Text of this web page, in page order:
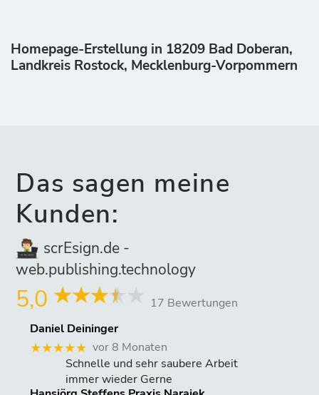
Homepage-Erstellung in 18209 Bad Doberan,
Landkreis Rostock, Mecklenburg-Vorpommern
Das sagen meine
Kunden:
scrEsign.de -
web.publishing.technology
5,0
17 Bewertungen
Daniel Deininger
★★★★★ vor 8 Monaten
Schnelle und sehr saubere Arbeit
immer wieder Gerne